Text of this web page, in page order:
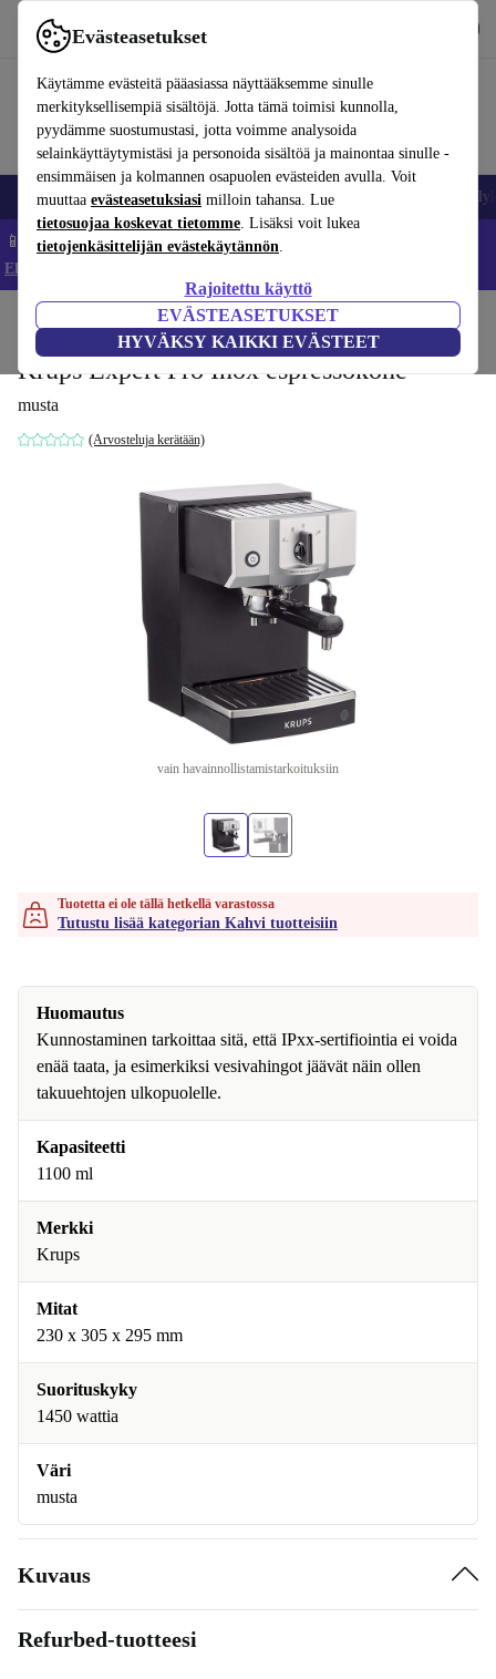
Evästeasetukset
Käytämme evästeitä pääasiassa näyttääksemme sinulle
merkityksellisempiä sisältöjä. Jotta tämä toimisi kunnolla,
pyydämme suostumustasi, jotta voimme analysoida
selainkäyttäytymistäsi ja personoida sisältöä ja mainontaa sinulle -
ensimmäisen ja kolmannen osapuolen evästeiden avulla. Voit
muuttaa evästeasetuksiasi milloin tahansa. Lue
tietosuojaa koskevat tietomme. Lisäksi voit lukea
tietojenkäsittelijän evästekäytännön.
Rajoitettu käyttö
EVÄSTEASETUKSET
HYVÄKSY KAIKKI EVÄSTEET
Käytä refurbed-palvelua nopeasti ja helposti
Matkapuhelimet ja älypuhelimet Kannettavat tietokoneet
📱 Säästä 5 % LISÄÄ iPhoneista – Koodi: IPHONEDEAL –
Ehdot ja säännöt
Juomat Kahvi
Krups Expert Pro Inox espressokone
musta
(Arvosteluja kerätään)
vain havainnollistamistarkoituksiin
Tuotetta ei ole tällä hetkellä varastossa
Tutustu lisää kategorian Kahvi tuotteisiin
Huomautus
Kunnostaminen tarkoittaa sitä, että IPxx-sertifiointia ei voida
enää taata, ja esimerkiksi vesivahingot jäävät näin ollen
takuuehtojen ulkopuolelle.
Kapasiteetti
1100 ml
Merkki
Krups
Mitat
230 x 305 x 295 mm
Suorituskyky
1450 wattia
Väri
musta
Kuvaus
Refurbed-tuotteesi